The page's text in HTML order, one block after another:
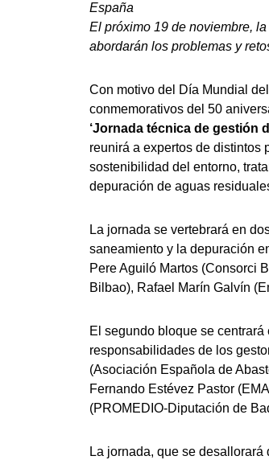
España
El próximo 19 de noviembre,
abordarán los problemas y
Con motivo del Día Mundial
conmemorativos del 50
‘Jornada técnica de gestión
reunirá a expertos de distintos
sostenibilidad del entorno,
depuración de aguas
La jornada se vertebrará en
saneamiento y la depuración
Pere Aguiló Martos (Consorci
Bilbao), Rafael Marín Galvín
El segundo bloque se
responsabilidades de los
(Asociación Española de
Fernando Estévez Pastor
(PROMEDIO-Diputación de
La jornada, que se